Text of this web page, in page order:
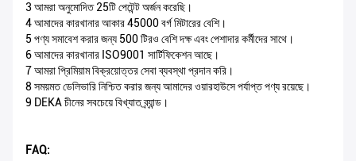
3 আমরা অনুমোদিত 25টি পেটেন্ট অর্জন করেছি।
4 আমাদের কারখানার আকার 45000 বর্গ মিটারের বেশি।
5 পণ্য সমাবেশ করার জন্য 500 টিরও বেশি দক্ষ এবং পেশাদার কর্মীদের সাথে।
6 আমাদের কারখানার ISO9001 সার্টিফিকেশন আছে।
7 আমরা প্রিমিয়াম বিক্রয়োত্তর সেবা ব্যবস্থা প্রদান করি।
8 সময়মত ডেলিভারি নিশ্চিত করার জন্য আমাদের ওয়ারহাউসে পর্যাপ্ত পণ্য রয়েছে।
9 DEKA চীনের সবচেয়ে বিখ্যাত ব্র্যান্ড।
FAQ: